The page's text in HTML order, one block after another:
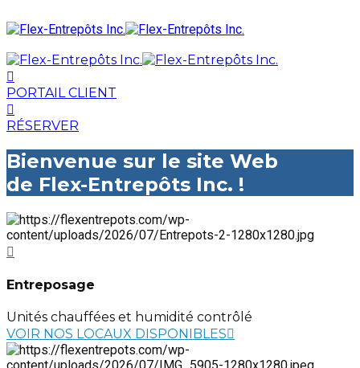
PORTAIL CLIENT
RÉSERVER
Bienvenue sur le site Web
de Flex-Entrepôts Inc. !
Entreposage
Unités chauffées et humidité contrôlé
VOIR NOS LOCAUX DISPONIBLES